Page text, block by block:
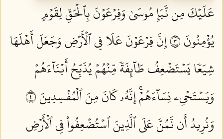
عَلَيۡكَ مِن نَّبَإِ مُوسَىٰ وَفِرۡعَوۡنَ بِٱلۡحَقِّ لِقَوۡمٖ
يُؤۡمِنُونَ ٣
إِنَّ فِرۡعَوۡنَ عَلَا فِي ٱلۡأَرۡضِ وَجَعَلَ أَهۡلَهَا
شِيَعٗا يَسۡتَضۡعِفُ طَآئِفَةٗ مِّنۡهُمۡ يُذَبِّحُ أَبۡنَآءَهُمۡ
وَيَسۡتَحۡيِۦ نِسَآءَهُمۡۚ إِنَّهُۥ كَانَ مِنَ ٱلۡمُفۡسِدِينَ ٤
وَنُرِيدُ أَن نَّمُنَّ عَلَى ٱلَّذِينَ ٱسۡتُضۡعِفُواْ فِي ٱلۡأَرۡضِ